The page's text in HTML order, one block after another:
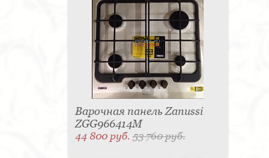
Варочная панель Zanussi
ZGG966414M
44 800 руб.53 760 руб.